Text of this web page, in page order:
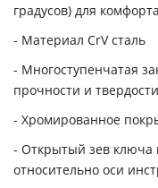
градусов) для
- Материал CrV сталь
- Многоступенчатая
прочности и твердости
- Хромированное
- Открытый зев ключа
относительно оси